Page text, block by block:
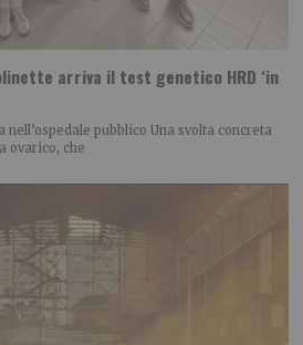
arriva il test genetico HRD ‘in
pubblico Una svolta concreta
ovarico, che